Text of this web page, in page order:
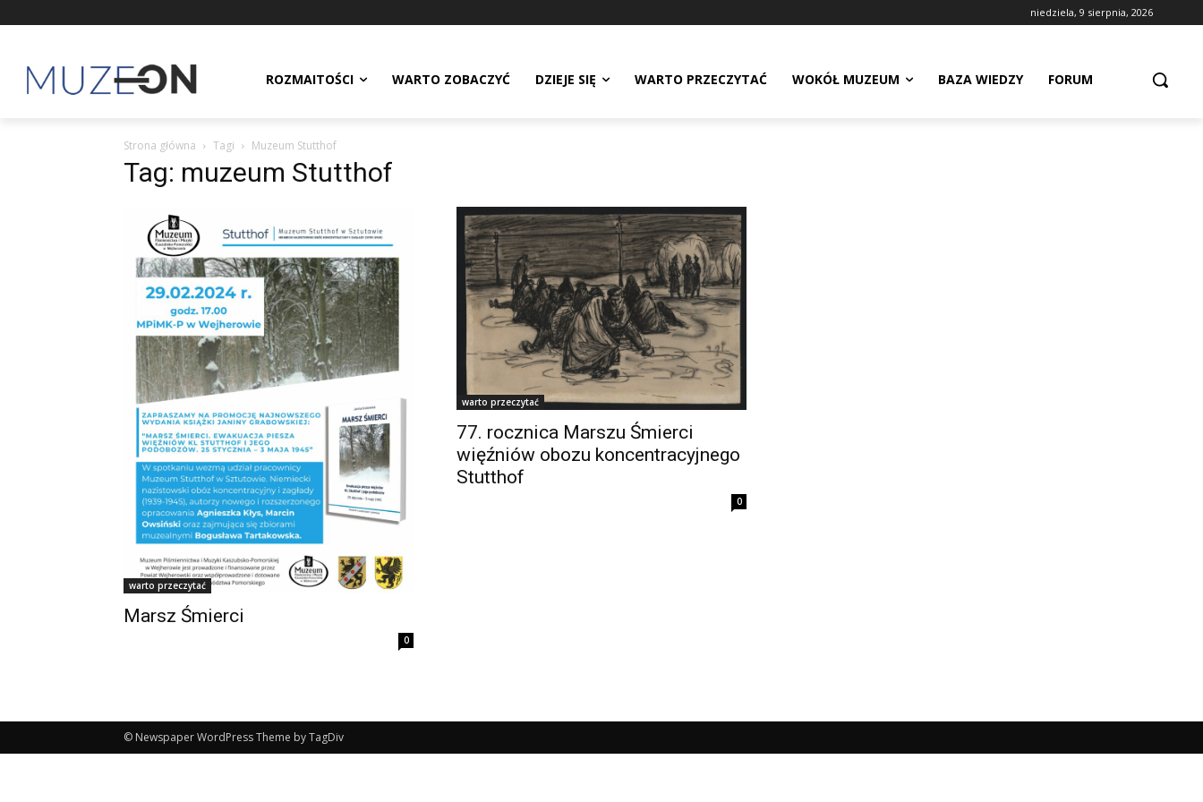
niedziela, 9 sierpnia, 2026
ROZMAITOŚCI WARTO ZOBACZYĆ DZIEJE SIĘ WARTO PRZECZYTAĆ WOKÓŁ MUZEUM BAZA WIEDZY FORUM
Strona główna Tagi Muzeum Stutthof
Tag: muzeum Stutthof
warto przeczytać
Marsz Śmierci
0
warto przeczytać
77. rocznica Marszu Śmierci
więźniów obozu koncentracyjnego
Stutthof
0
© Newspaper WordPress Theme by TagDiv